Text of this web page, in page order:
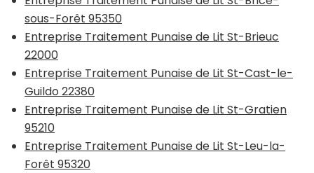
sous-Forêt 95350
Entreprise Traitement Punaise de Lit St-Brieuc
22000
Entreprise Traitement Punaise de Lit St-Cast-le-
Guildo 22380
Entreprise Traitement Punaise de Lit St-Gratien
95210
Entreprise Traitement Punaise de Lit St-Leu-la-
Forêt 95320